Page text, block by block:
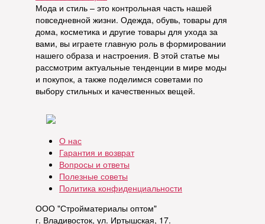
Мода и стиль – это контрольная часть нашей
повседневной жизни. Одежда, обувь, товары для
дома, косметика и другие товары для ухода за
вами, вы играете главную роль в формировании
нашего образа и настроения. В этой статье мы
рассмотрим актуальные тенденции в мире моды
и покупок, а также поделимся советами по
выбору стильных и качественных вещей.
О нас
Гарантия и возврат
Вопросы и ответы
Полезные советы
Политика конфиденциальности
ООО "Стройматериалы оптом"
г. Владивосток, ул. Иртышская, 17.